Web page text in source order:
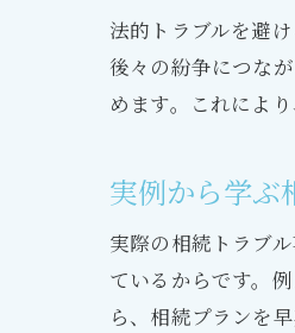
法的トラブルを避
後々の紛争につな
めます。これによ
実例から学ぶ
実際の相続トラブ
ているからです。
ら、相続プランを